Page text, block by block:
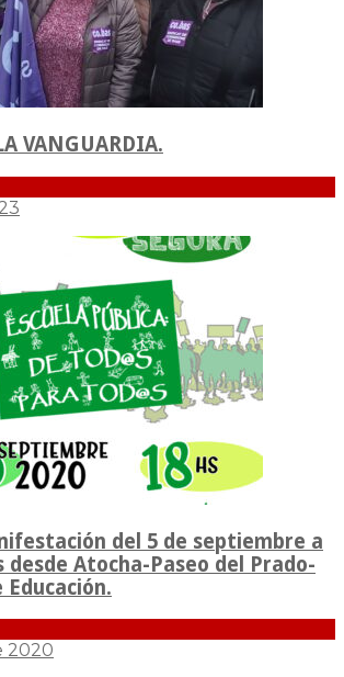
VANGUARDIA.
del 5 de septiembre a
desde Atocha-Paseo del Prado-
Educación.
2020